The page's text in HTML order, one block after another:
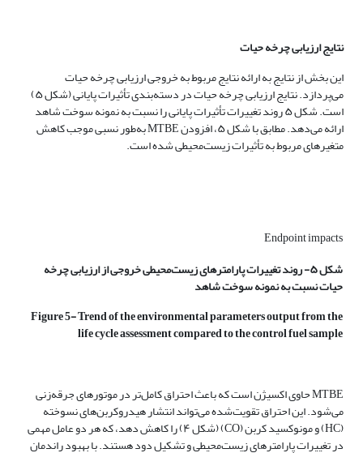
نتایج ارزیابی چرخه حیات
این بخش از نتایج به ارائه نتایج مربوط به خروجی ارزیابی چرخه حیات
می‌پردازد. نتایج ارزیابی چرخه حیات در دسته‌بندی تأثیرات پایانی (شکل ۵)
است. شکل ۵ روند تغییرات تأثیرات پایانی را نسبت به نمونه سوخت شاهد
ارائه می‌دهد. مطابق با شکل ۵، افزودن MTBE به‌طور نسبی موجب کاهش
متغیرهای مربوط به تأثیرات زیست‌محیطی شده است.
Endpoint impacts
شکل ۵- روند تغییرات پارامترهای زیست‌محیطی خروجی از ارزیابی چرخه
حیات نسبت به نمونه سوخت شاهد
Figure 5- Trend of the environmental parameters output from the
life cycle assessment compared to the control fuel sample
MTBE حاوی اکسیژن است که باعث احتراق کامل‌تر در موتورهای جرقه‌زنی
می‌شود. این احتراق تقویت‌شده می‌تواند انتشار هیدروکربن‌های نسوخته
(HC) و مونوکسید کربن (CO) (شکل ۴) را کاهش دهد، که هر دو عامل مهمی
در تغییرات پارامترهای زیست‌محیطی و تشکیل دود هستند. با بهبود راندمان